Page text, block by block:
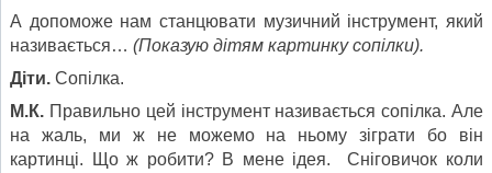
А допоможе нам станцювати музичний інструмент, який
називається… (Показую дітям картинку сопілки).
Діти. Сопілка.
М.К. Правильно цей інструмент називається сопілка. Але
на жаль, ми ж не можемо на ньому зіграти бо він
картинці. Що ж робити? В мене ідея. Сніговичок коли